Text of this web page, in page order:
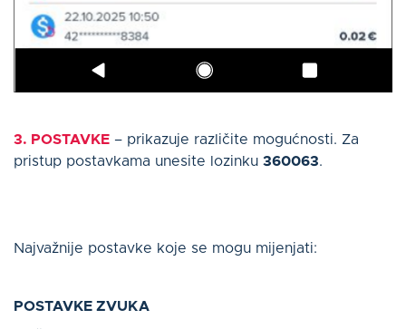
3. POSTAVKE – prikazuje različite mogućnosti. Za
pristup postavkama unesite lozinku 360063.
Najvažnije postavke koje se mogu mijenjati:
POSTAVKE ZVUKA